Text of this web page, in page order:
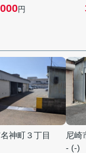
円
神町３丁目
尼崎
- (-)